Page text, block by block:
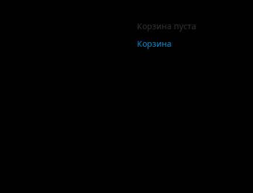
Корзина пуста
Корзина